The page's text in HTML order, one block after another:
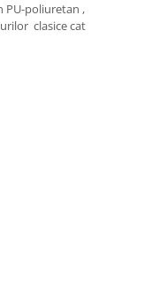
poliuretan ,
clasice cat